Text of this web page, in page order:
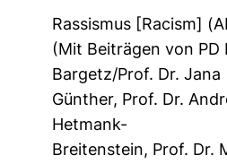
Rassismus [Racism]
(Mit Beiträgen von PD
Bargetz/Prof. Dr. Jana
Günther, Prof. Dr.
Hetmank-
Breitenstein, Prof. Dr.